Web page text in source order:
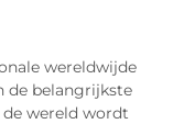
wereldwijde
de belangrijkste
wereld wordt